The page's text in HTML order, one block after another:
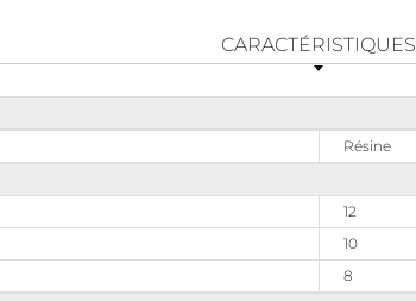
CARACTÉRISTIQUES
Résine
12
10
8